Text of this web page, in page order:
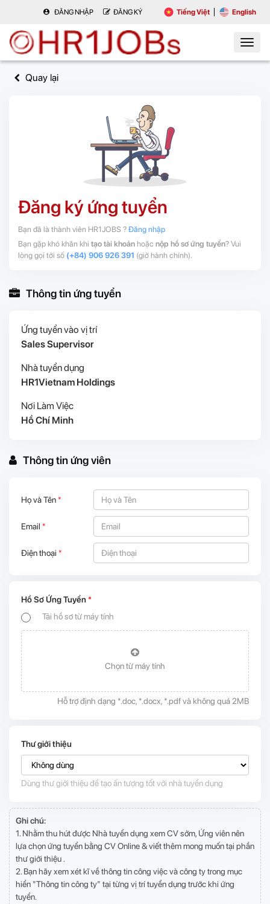
ĐĂNG NHẬP ĐĂNG KÝ Tiếng Việt English
Quay lại
Đăng ký ứng tuyển
Bạn đã là thành viên HR1JOBS ? Đăng nhập
Bạn gặp khó khăn khi tạo tài khoản hoặc nộp hồ sơ ứng tuyển? Vui
lòng gọi tới số (+84) 906 926 391 (giờ hành chính).
Thông tin ứng tuyển
Ứng tuyển vào vị trí
Sales Supervisor
Nhà tuyển dụng
HR1Vietnam Holdings
Nơi Làm Việc
Hồ Chí Minh
Thông tin ứng viên
Họ và Tên *
Email *
Điện thoại *
Hồ Sơ Ứng Tuyển *
Tải hồ sơ từ máy tính
Chọn từ máy tính
Hỗ trợ định dạng *.doc, *.docx, *.pdf và không quá 2MB
Thư giới thiệu
Dùng thư giới thiệu để tạo ấn tượng tốt với nhà tuyển dụng
Ghi chú:
1. Nhằm thu hút được Nhà tuyển dụng xem CV sớm, Ứng viên nên
lựa chọn ứng tuyển bằng CV Online & viết thêm mong muốn tại phần
thư giới thiệu .
2. Bạn hãy xem xét kĩ về thông tin công việc và công ty trong mục
hiển "Thông tin công ty" tại từng vị trí tuyển dụng trước khi ứng
tuyển.